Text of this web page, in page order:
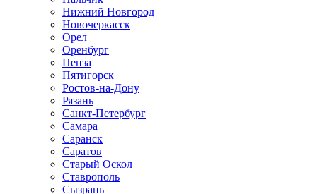
Нижний Новгород
Новочеркасск
Орел
Оренбург
Пенза
Пятигорск
Ростов-на-Дону
Рязань
Санкт-Петербург
Самара
Саранск
Саратов
Старый Оскол
Ставрополь
Сызрань